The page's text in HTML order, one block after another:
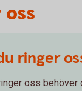
ringer
oss